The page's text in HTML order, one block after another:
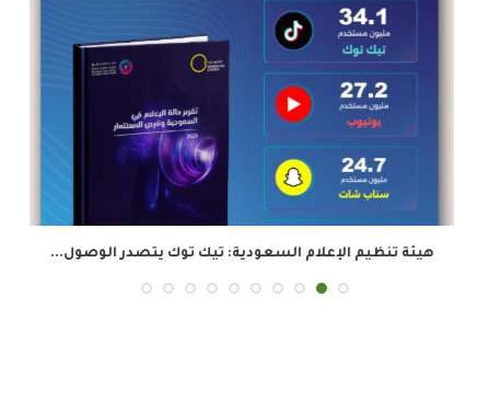
هيئة تنظيم الإعلام السعودية: تيك توك يتصدر الوصول...